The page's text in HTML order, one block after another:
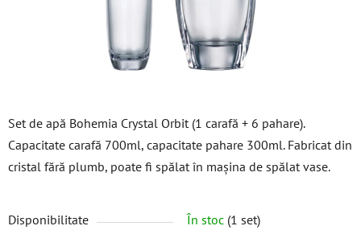
Set de apă Bohemia Crystal Orbit (1 carafă + 6 pahare).
Capacitate carafă 700ml, capacitate pahare 300ml. Fabricat din
cristal fără plumb, poate fi spălat în mașina de spălat vase.
Disponibilitate În stoc (1 set)